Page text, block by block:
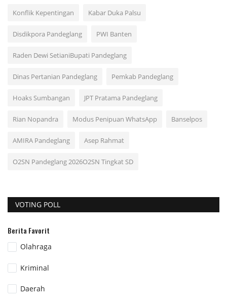
Konflik Kepentingan Kabar Duka Palsu
Disdikpora Pandeglang PWI Banten
Raden Dewi SetianiBupati Pandeglang
Dinas Pertanian Pandeglang Pemkab Pandeglang
Hoaks Sumbangan JPT Pratama Pandeglang
Rian Nopandra Modus Penipuan WhatsApp Banselpos
AMIRA Pandeglang Asep Rahmat
O2SN Pandeglang 2026O2SN Tingkat SD
VOTING POLL
Berita Favorit
Olahraga
Kriminal
Daerah